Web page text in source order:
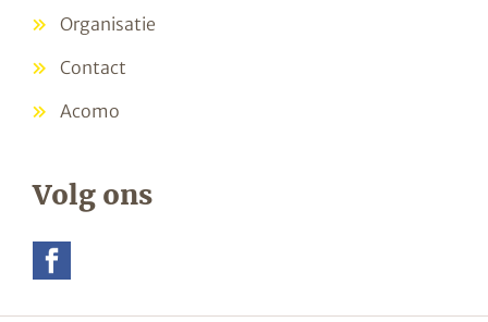
Organisatie
Contact
Acomo
Volg ons